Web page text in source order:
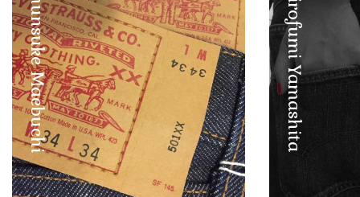
Shunsuke Maebuchi Hirofumi Yamashita